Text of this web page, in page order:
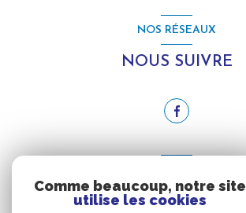
NOS RÉSEAUX
NOUS SUIVRE
NOUS ADHÉRONS
Comme beaucoup, notre site
utilise les cookies